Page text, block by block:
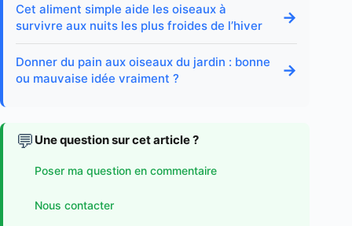
Cet aliment simple aide les oiseaux à
survivre aux nuits les plus froides de l’hiver
→
Donner du pain aux oiseaux du jardin : bonne
ou mauvaise idée vraiment ?
→
💬 Une question sur cet article ?
Poser ma question en commentaire
Nous contacter